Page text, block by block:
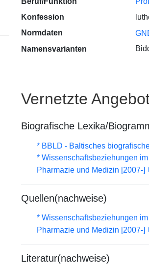
Konfession
Normdaten
Namensvarianten
Vernetzte
Biografische Lexika/
* BBLD - Baltisches
* Wissenschaftsbeziehungen
Pharmazie und Medizin [2007-]
Quellen(nachweise)
* Wissenschaftsbeziehungen
Pharmazie und Medizin [2007-]
Literatur(nachweise)